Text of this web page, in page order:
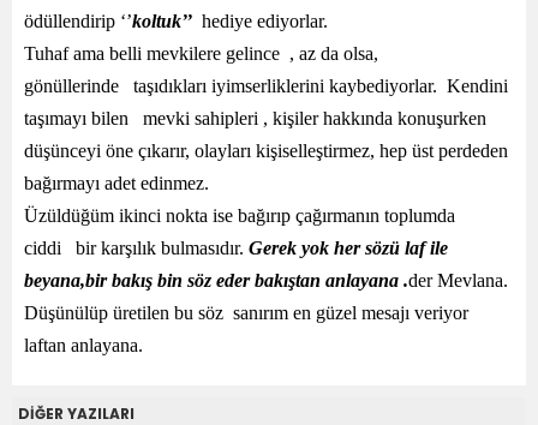
ödüllendirip ‘’koltuk’’ hediye ediyorlar.
Tuhaf ama belli mevkilere gelince , az da olsa,
gönüllerinde taşıdıkları iyimserliklerini kaybediyorlar. Kendini
taşımayı bilen mevki sahipleri , kişiler hakkında konuşurken
düşünceyi öne çıkarır, olayları kişiselleştirmez, hep üst perdeden
bağırmayı adet edinmez.
Üzüldüğüm ikinci nokta ise bağırıp çağırmanın toplumda
ciddi bir karşılık bulmasıdır. Gerek yok her sözü laf ile
beyana,bir bakış bin söz eder bakıştan anlayana .der Mevlana.
Düşünülüp üretilen bu söz sanırım en güzel mesajı veriyor
laftan anlayana.
DİĞER YAZILARI